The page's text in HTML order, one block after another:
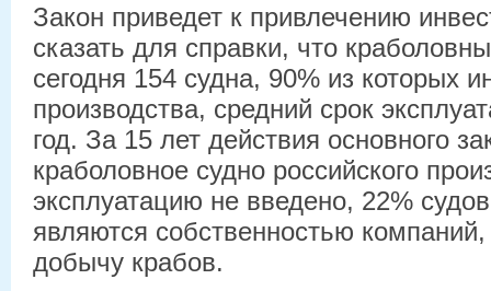
Закон приведет к привлечению
сказать для справки, что
сегодня 154 судна, 90% из которых
производства, средний срок
год. За 15 лет действия основного
краболовное судно российского
эксплуатацию не введено, 22%
являются собственностью
добычу крабов.